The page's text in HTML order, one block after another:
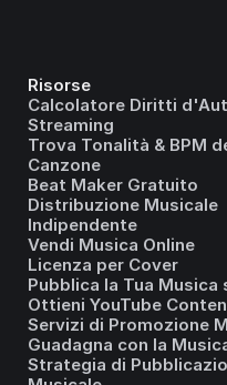
Risorse
Calcolatore Diritti
Streaming
Trova Tonalità & BPM
Canzone
Beat Maker Gratuito
Distribuzione Musicale
Indipendente
Vendi Musica Online
Licenza per Cover
Pubblica la Tua
Ottieni YouTube
Servizi di Promozione
Guadagna con la
Strategia di